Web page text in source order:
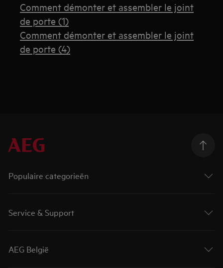
Comment démonter et assembler le joint
de porte (1)
Comment démonter et assembler le joint
de porte (4)
Populaire categorieën
Service & Support
AEG België